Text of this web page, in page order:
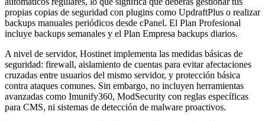
propias copias de seguridad con plugins como UpdraftPlus o realizar
backups manuales periódicos desde cPanel. El Plan Profesional
incluye backups semanales y el Plan Empresa backups diarios.
A nivel de servidor, Hostinet implementa las medidas básicas de
seguridad: firewall, aislamiento de cuentas para evitar afectaciones
cruzadas entre usuarios del mismo servidor, y protección básica
contra ataques comunes. Sin embargo, no incluyen herramientas
avanzadas como Imunify360, ModSecurity con reglas específicas
para CMS, ni sistemas de detección de malware proactivos.